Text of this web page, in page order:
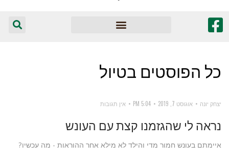
כל הפוסטים בטיול
יצחק יונה אוגוסט 7, 2019 5:04 PM אין תגובות
נראה לי שהגזמנו קצת עם העונש
איימתם בעונש חמור מדי והילד לא מילא אחר ההוראות - מה עכשיו?